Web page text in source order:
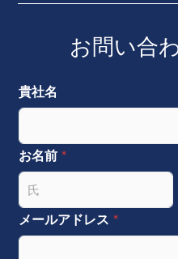
お問い合
貴社名
お名前*
名
メールアドレス*